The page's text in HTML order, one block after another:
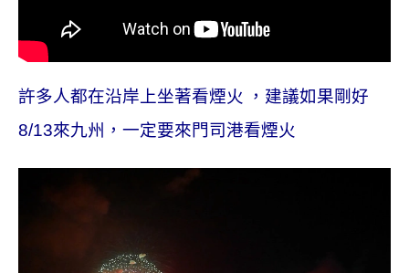
許多人都在沿岸上坐著看煙火
，建議如果剛好
8/13來九州，一定要來門司港看煙火